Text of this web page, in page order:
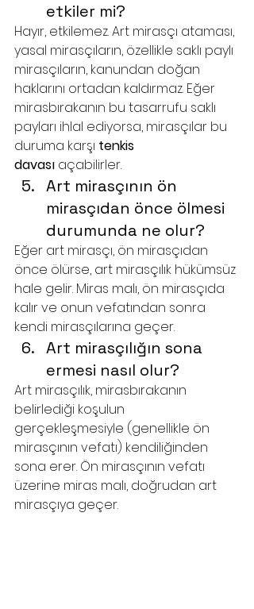
etkiler mi?
Hayır, etkilemez. Art mirasçı ataması,
yasal mirasçıların, özellikle saklı paylı
mirasçıların, kanundan doğan
haklarını ortadan kaldırmaz. Eğer
mirasbırakanın bu tasarrufu saklı
payları ihlal ediyorsa, mirasçılar bu
duruma karşı tenkis
davası açabilirler.
Art mirasçının ön
mirasçıdan önce ölmesi
durumunda ne olur?
Eğer art mirasçı, ön mirasçıdan
önce ölürse, art mirasçılık hükümsüz
hale gelir. Miras malı, ön mirasçıda
kalır ve onun vefatından sonra
kendi mirasçılarına geçer.
Art mirasçılığın sona
ermesi nasıl olur?
Art mirasçılık, mirasbırakanın
belirlediği koşulun
gerçekleşmesiyle (genellikle ön
mirasçının vefatı) kendiliğinden
sona erer. Ön mirasçının vefatı
üzerine miras malı, doğrudan art
mirasçıya geçer.